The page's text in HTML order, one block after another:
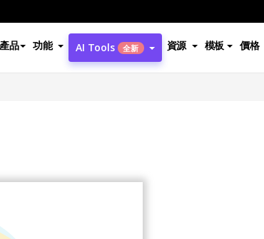
產品 功能 AI Tools 全新 資源 模板 價格